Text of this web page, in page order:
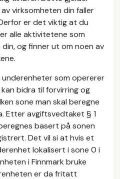
virksomheten din faller
er det viktig at du
alle aktivitetene som
og finner ut om noen av
som opererer
bidra til forvirring og
sone man skal beregne
Etter avgiftsvedtaket § 1
basert på sonen
Det vil si at hvis et
lokalisert i sone 0 i
i Finnmark bruke
er da fritatt